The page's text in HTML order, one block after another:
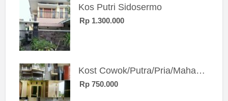
Kos Putri Sidosermo
Rp 1.300.000
Kost Cowok/Putra/Pria/Mahasiswa/Karyawan SIngle eksklusif bangunan baru
Rp 750.000